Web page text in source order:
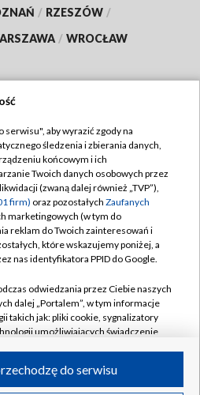
/ RZESZÓW /
/ WROCŁAW
TVP
TVP
prywatności
zgody
Pomoc
Kontakt
Kanały
aby wyrazić zgody na
śledzenia i zbierania danych,
końcowym i ich
Twoich danych osobowych przez
(zwaną dalej również „TVP”),
firm) oraz pozostałych Zaufanych
marketingowych (w tym do
reklam do Twoich zainteresowań i
które wskazujemy poniżej, a
nas identyfikatora PPID do Google.
odwiedzania przez Ciebie naszych
dalej „Portalem”, w tym informacje
takich jak: pliki cookie, sygnalizatory
umożliwiających świadczenie
do serwisu